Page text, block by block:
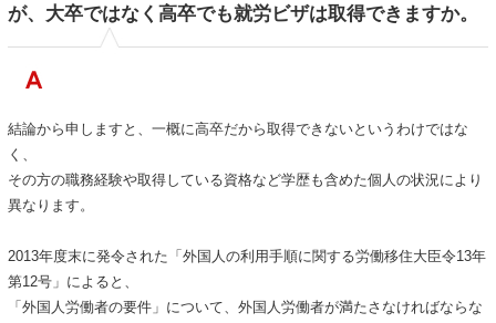
が、大卒ではなく高卒でも就労ビザは取得できますか。
結論から申しますと、一概に高卒だから取得できないというわけではな
く、
その方の職務経験や取得している資格など学歴も含めた個人の状況により
異なります。
2013年度末に発令された「外国人の利用手順に関する労働移住大臣令13年
第12号」によると、
「外国人労働者の要件」について、外国人労働者が満たさなければならな